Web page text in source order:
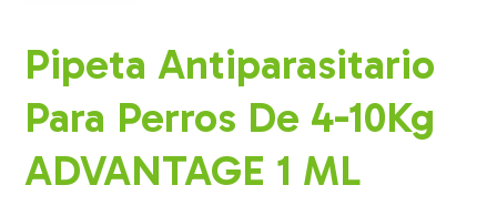
Pipeta Antiparasitario
Para Perros De 4-10Kg
ADVANTAGE 1 ML